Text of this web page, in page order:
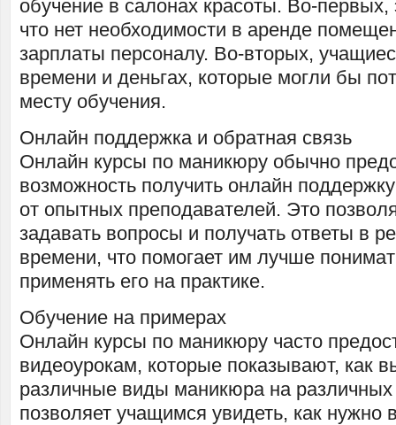
обучение в салонах красоты. Во-первых,
что нет необходимости в аренде
зарплаты персоналу. Во-вторых,
времени и деньгах, которые могли бы
месту обучения.
Онлайн поддержка и обратная связь
Онлайн курсы по маникюру обычно
возможность получить онлайн
от опытных преподавателей. Это
задавать вопросы и получать ответы в
времени, что помогает им лучше
применять его на практике.
Обучение на примерах
Онлайн курсы по маникюру часто
видеоурокам, которые показывают, как
различные виды маникюра на различных
позволяет учащимся увидеть, как нужно